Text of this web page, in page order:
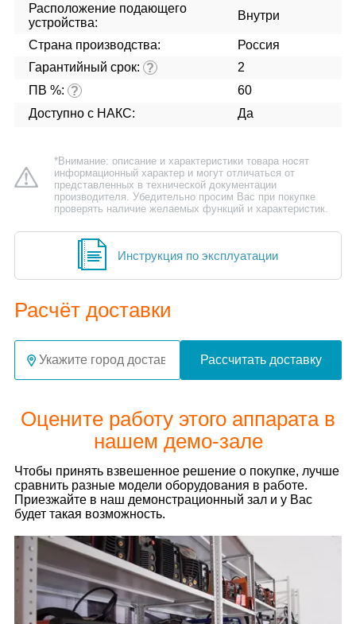
Расположение подающего
устройства:
Внутри
Страна производства:
Россия
Гарантийный срок: ?
2
ПВ %: ?
60
Доступно с НАКС:
Да
*Внимание: описание и характеристики товара носят
информационный характер и могут отличаться от
представленных в технической документации
производителя. Убедительно просим Вас при покупке
проверять наличие желаемых функций и характеристик.
Инструкция по эксплуатации
Расчёт доставки
Рассчитать доставку
Оцените работу этого аппарата в
нашем демо-зале
Чтобы принять взвешенное решение о покупке, лучше
сравнить разные модели оборудования в работе.
Приезжайте в наш демонстрационный зал и у Вас
будет такая возможность.